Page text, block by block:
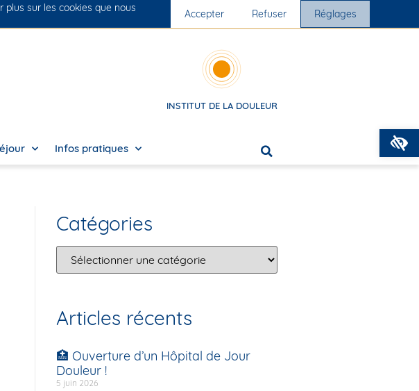
Nos cliniques Nous rejoindre
INSTITUT DE LA DOULEUR
Infos pratiques
Catégories
Articles récents
🏥 Ouverture d’un Hôpital de Jour
Douleur !
5 juin 2026
sur les cookies que nous
Accepter Refuser Réglages